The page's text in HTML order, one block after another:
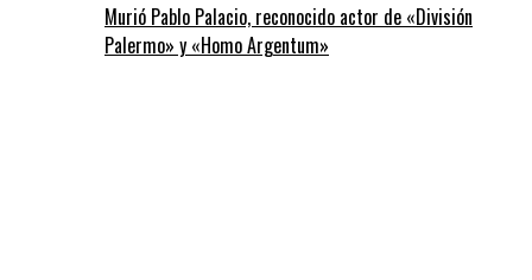
Murió Pablo Palacio, reconocido actor de «División
Palermo» y «Homo Argentum»